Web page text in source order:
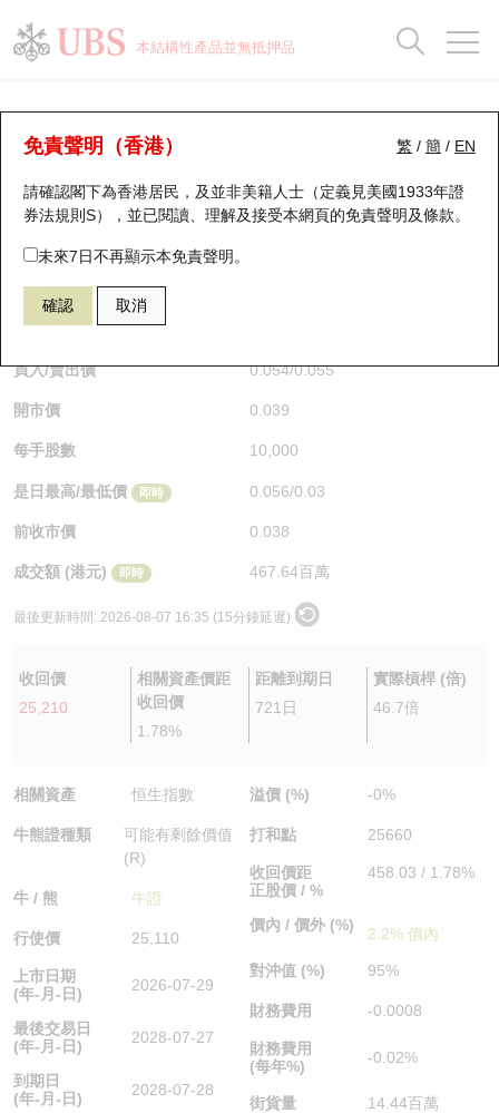
本結構性產品並無抵押品
繁 / 簡 / EN
免責聲明（香港）
請確認閣下為香港居民，及並非美籍人士（定義見美國1933年證
券法規則S），並已閱讀、理解及接受本網頁的免責聲明及條款。
未來7日不再顯示本免責聲明。
確認 取消
牛熊證分析儀
表現 街貨統計 比較
67438 瑞銀牛證 HSI 恒生指數
$0.055 0.017
買入/賣出價 0.054/0.055
開市價 0.039
每手股數 10,000
是日最高/最低價 即時 0.056/0.03
前收市價 0.038
成交額 (港元) 即時 467.64百萬
最後更新時間: 2026-08-07 16:35 (15分鐘延遲)
收回價
25,210
相關資產價距
收回價
1.78%
距離到期日
721日
實際槓桿 (倍)
46.7倍
相關資產 恒生指數
牛熊證種類
可能有剩餘價值
(R)
牛 / 熊 牛證
行使價 25,110
上市日期
(年-月-日)
2026-07-29
最後交易日
(年-月-日)
2028-07-27
到期日
(年-月-日)
2028-07-28
溢價 (%) -0%
打和點 25660
收回價距
正股價 / %
458.03 / 1.78%
價內 / 價外 (%) 2.2% 價內
對沖值 (%) 95%
財務費用 -0.0008
財務費用
(每年%)
-0.02%
街貨量 14.44百萬
瑞銀認股證一覽
新發行瑞銀認股證
即將到期認股證
認股證到期結算價查詢
認股證分析儀
認股證速算機
認股證/牛熊證日誌
認股證文件及公告
街貨統計
比較
牛熊全景快搜
牛熊證搜尋
牛熊證街貨分佈圖
正股牛熊證列表
新發行瑞銀牛熊證
已收回牛熊證剩餘價值
牛熊證到期結算價查詢
牛熊證分析儀
牛熊證文件及公告
街貨統計
比較
十大升幅/跌幅
十大認股證成交分佈
十天股證佔大市成交
資金流
街貨統計
三十大平均引伸波幅
正股分析儀
二十大活躍股份
恒指成份股
國指成份股
科指成份股
相關資產沽空
中資ETFs溢價比較
AH 股價對照
持股比重
顯示所有持股比重
每月輪證大市專題
輪證專欄
講座及教育短片
認股證投資者教育
牛熊證投資者教育
認股證牛熊證常問問題